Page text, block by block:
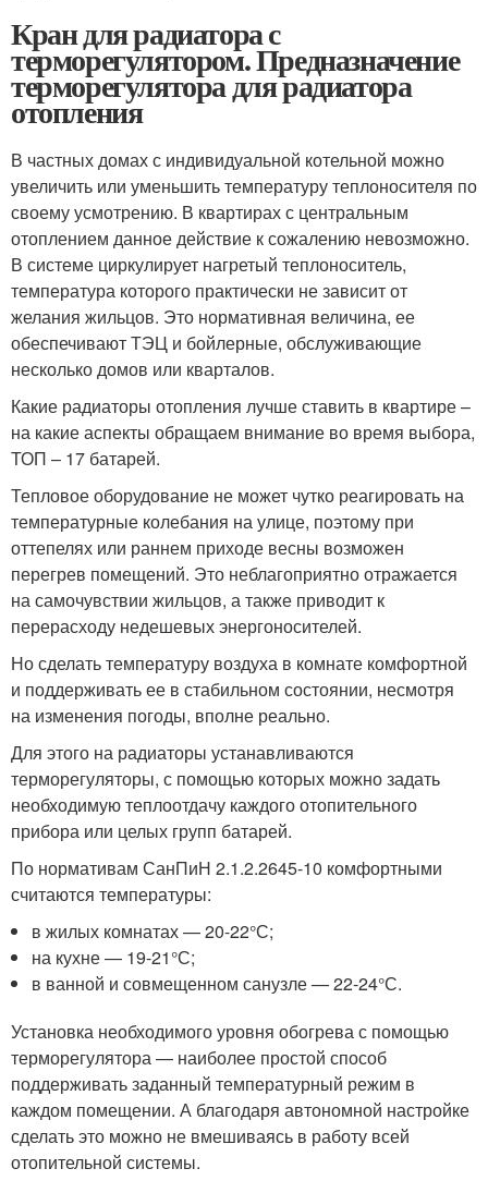
Кран для радиатора с
терморегулятором. Предназначение
терморегулятора для радиатора
отопления
В частных домах с индивидуальной котельной можно
увеличить или уменьшить температуру теплоносителя по
своему усмотрению. В квартирах с центральным
отоплением данное действие к сожалению невозможно.
В системе циркулирует нагретый теплоноситель,
температура которого практически не зависит от
желания жильцов. Это нормативная величина, ее
обеспечивают ТЭЦ и бойлерные, обслуживающие
несколько домов или кварталов.
Какие радиаторы отопления лучше ставить в квартире –
на какие аспекты обращаем внимание во время выбора,
ТОП – 17 батарей.
Тепловое оборудование не может чутко реагировать на
температурные колебания на улице, поэтому при
оттепелях или раннем приходе весны возможен
перегрев помещений. Это неблагоприятно отражается
на самочувствии жильцов, а также приводит к
перерасходу недешевых энергоносителей.
Но сделать температуру воздуха в комнате комфортной
и поддерживать ее в стабильном состоянии, несмотря
на изменения погоды, вполне реально.
Для этого на радиаторы устанавливаются
терморегуляторы, с помощью которых можно задать
необходимую теплоотдачу каждого отопительного
прибора или целых групп батарей.
По нормативам СанПиН 2.1.2.2645-10 комфортными
считаются температуры:
в жилых комнатах — 20-22°С;
на кухне — 19-21°С;
в ванной и совмещенном санузле — 22-24°С.
Установка необходимого уровня обогрева с помощью
терморегулятора — наиболее простой способ
поддерживать заданный температурный режим в
каждом помещении. А благодаря автономной настройке
сделать это можно не вмешиваясь в работу всей
отопительной системы.